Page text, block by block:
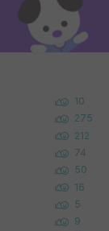
10
275
212
74
50
16
5
9